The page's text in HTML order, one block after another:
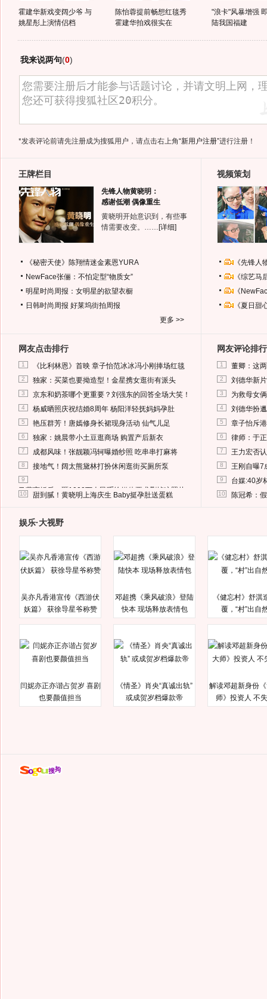
霍建华新戏变阔少爷 与
姚星彤上演情侣档
陈怡蓉提前畅想红毯秀
霍建华拍戏很实在
"浪卡"风暴增强
陆我国福建
我来说两句(0)
*发表评论前请先注册成为搜狐用户，请点击右上角“新用户注册”进行注册！
王牌栏目
先锋人物黄晓明：
感谢低潮 偶像重生
黄晓明开始意识到，有些事
情需要改变。…… [详细]
《秘密天使》陈翔情迷金素恩YURA
NewFace张俪：不怕定型“物质女”
明星时尚周报：女明星的欲望衣橱
日韩时尚周报 好莱坞街拍周报
更多 >>
视频策划
《先锋
《综艺
《
《夏日
网友点击排行
1 《比利林恩》首映 章子怡范冰冰冯小刚捧场红毯
2 独家：买菜也要拗造型！金星携女逛街有派头
3 京东和奶茶哪个更重要？刘强东的回答全场大笑！
4 杨威晒照庆祝结婚8周年 杨阳洋轻抚妈妈孕肚
5 艳压群芳！唐嫣修身长裙现身活动 仙气儿足
6 独家：姚晨带小土豆逛商场 购置产后新衣
7 成都风味！张靓颖冯轲曝婚纱照 吃串串打麻将
8 接地气！阔太熊黛林打扮休闲逛街买厕所泵
9
马蓉离婚后，砸1000万人民币给媒体要求删掉这照片
10 甜到腻！黄晓明上海庆生 Baby挺孕肚送蛋糕
网友评论排行
1 董卿：这
2 刘德华新
3 为救母女
4 刘德华扮
5 章子怡斥
6 律师：于
7 王力宏否
8 王刚自曝7
9 台媒:40岁
10 陈冠希：
娱乐·大视野
吴亦凡香港宣传《西游伏
妖篇》 获徐导星爷称赞
邓超携《乘风破浪》登陆
快本 现场释放表情包
《健忘村》舒淇
覆，“村”出自
闫妮亦正亦谐占贺岁 喜剧
也要颜值担当
《情圣》肖央“真诚出轨”
或成贺岁档爆款帝
解读邓超新身份
师》投资人 不